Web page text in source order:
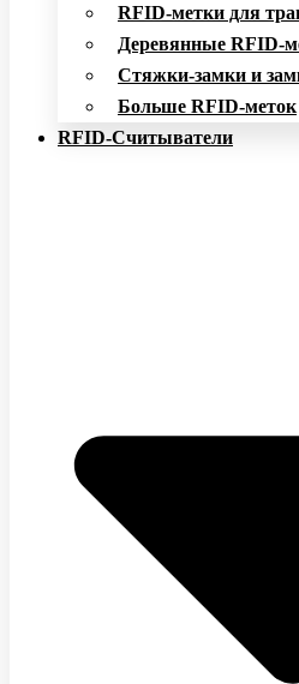
RFID-метки для
Деревянные RFID-
Стяжки-замки и
Больше RFID-меток
RFID-Считыватели